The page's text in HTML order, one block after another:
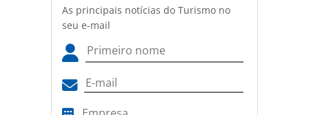
As principais notícias do Turismo no
seu e-mail